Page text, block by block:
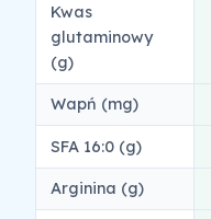
Kwas
glutaminowy
(g)
Wapń (mg)
SFA 16:0 (g)
Arginina (g)